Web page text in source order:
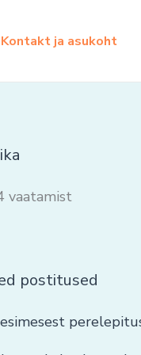
Kontakt ja asukoht
vaatamist
postitused